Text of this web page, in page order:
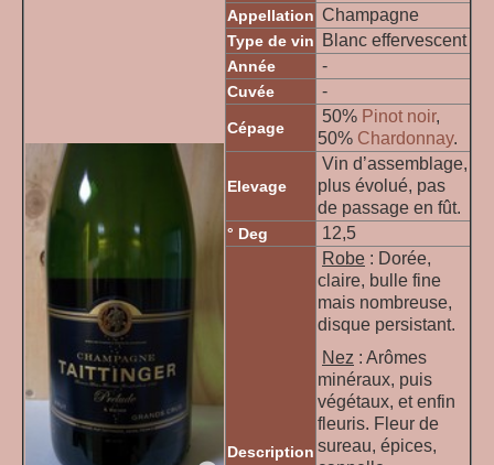
Appellation Champagne
Type de vin Blanc effervescent
Année -
Cuvée -
Cépage
50% Pinot noir,
50% Chardonnay.
Elevage
Vin d’assemblage,
plus évolué, pas
de passage en fût.
° Deg 12,5
Description
Robe : Dorée,
claire, bulle fine
mais nombreuse,
disque persistant.
Nez : Arômes
minéraux, puis
végétaux, et enfin
fleuris. Fleur de
sureau, épices,